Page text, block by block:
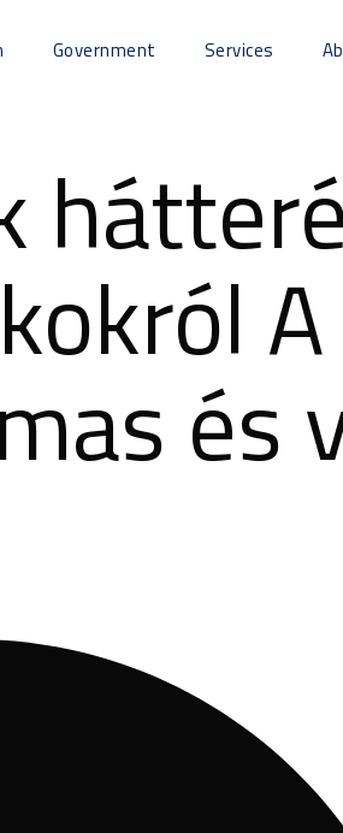
Government Services
és